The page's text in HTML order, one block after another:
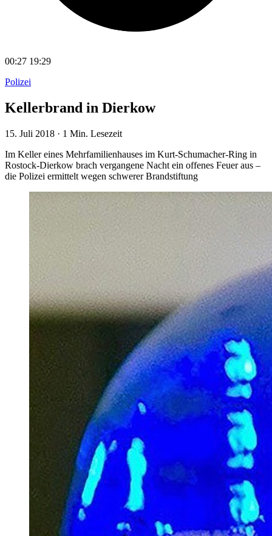
00:27 19:29
Polizei
Kellerbrand in Dierkow
15. Juli 2018 · 1 Min. Lesezeit
Im Keller eines Mehrfamilienhauses im Kurt-Schumacher-Ring in
Rostock-Dierkow brach vergangene Nacht ein offenes Feuer aus –
die Polizei ermittelt wegen schwerer Brandstiftung